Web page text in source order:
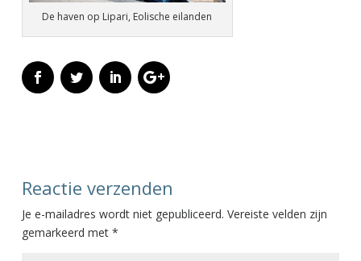
De haven op Lipari, Eolische eilanden
Reactie verzenden
Je e-mailadres wordt niet gepubliceerd. Vereiste velden zijn
gemarkeerd met *